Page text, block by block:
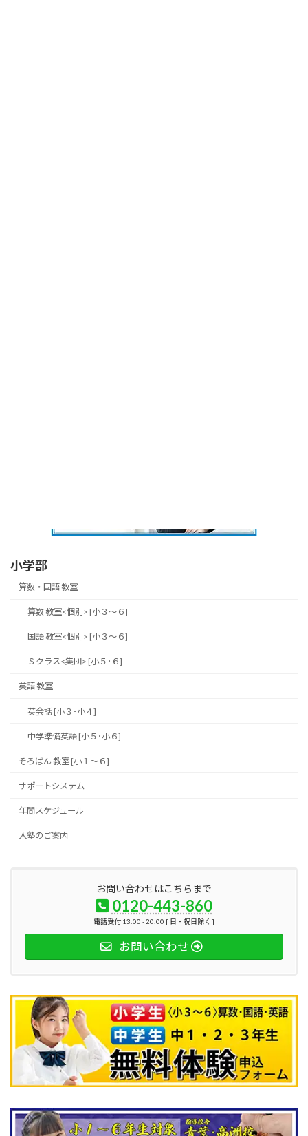
小学部
算数・国語 教室
算数 教室<個別> [小３～６]
国語 教室<個別> [小３～６]
Ｓクラス<集団> [小５･６]
英語 教室
英会話 [小３･小４]
中学準備英語 [小５･小６]
そろばん 教室 [小１～６]
サポートシステム
年間スケジュール
入塾のご案内
お問い合わせはこちらまで
0120-443-860
電話受付 13:00 - 20:00 [ 日・祝日除く ]
お問い合わせ